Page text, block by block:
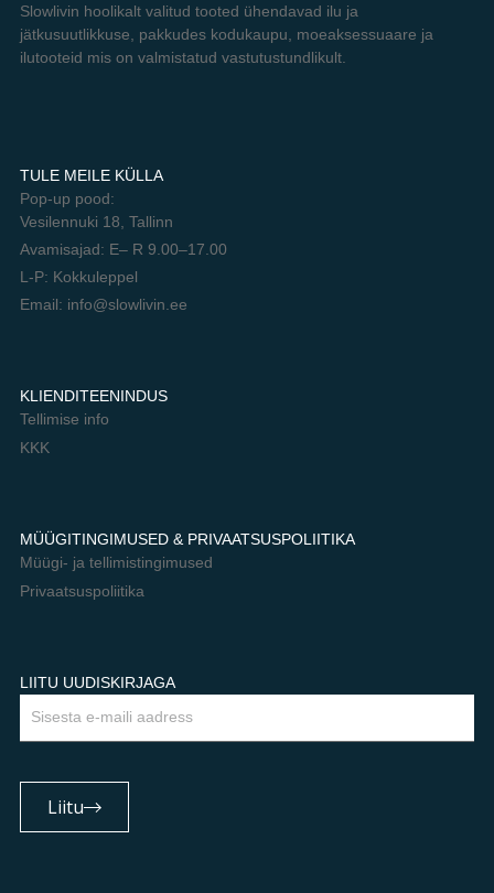
Slowlivin hoolikalt valitud tooted ühendavad ilu ja
jätkusuutlikkuse, pakkudes kodukaupu, moeaksessuaare ja
ilutooteid mis on valmistatud vastutustundlikult.
TULE MEILE KÜLLA
Pop-up pood:
Vesilennuki 18, Tallinn
Avamisajad: E– R 9.00–17.00
L-P: Kokkuleppel
Email: info@slowlivin.ee
KLIENDITEENINDUS
Tellimise info
KKK
MÜÜGITINGIMUSED & PRIVAATSUSPOLIITIKA
Müügi- ja tellimistingimused
Privaatsuspoliitika
LIITU UUDISKIRJAGA
Email
Liitu